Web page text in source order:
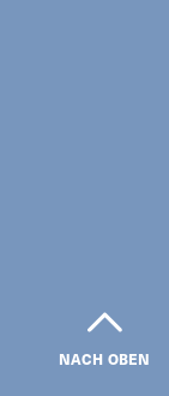
NACH OBEN